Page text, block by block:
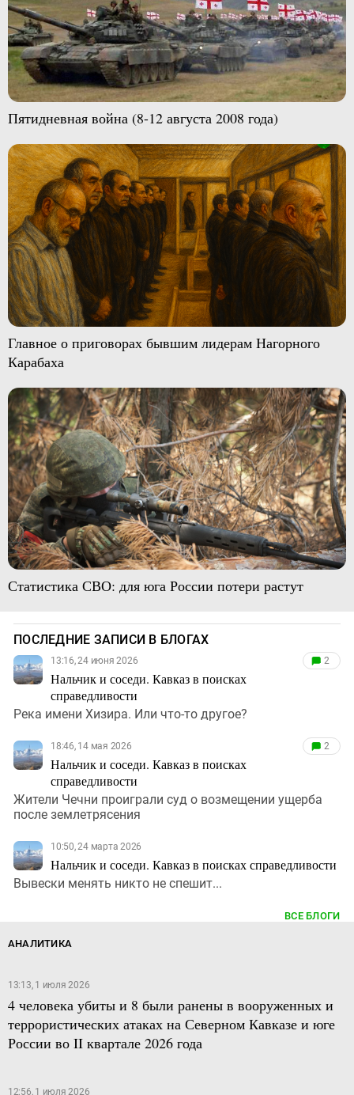
Пятидневная война (8-12 августа 2008 года)
Главное о приговорах бывшим лидерам Нагорного
Карабаха
Статистика СВО: для юга России потери растут
ПОСЛЕДНИЕ ЗАПИСИ В БЛОГАХ
13:16, 24 июня 2026
Нальчик и соседи. Кавказ в поисках
справедливости
2
Река имени Хизира. Или что-то другое?
18:46, 14 мая 2026
Нальчик и соседи. Кавказ в поисках
справедливости
2
Жители Чечни проиграли суд о возмещении ущерба
после землетрясения
10:50, 24 марта 2026
Нальчик и соседи. Кавказ в поисках справедливости
Вывески менять никто не спешит...
ВСЕ БЛОГИ
АНАЛИТИКА
13:13, 1 июля 2026
4 человека убиты и 8 были ранены в вооруженных и
террористических атаках на Северном Кавказе и юге
России во II квартале 2026 года
12:56, 1 июля 2026